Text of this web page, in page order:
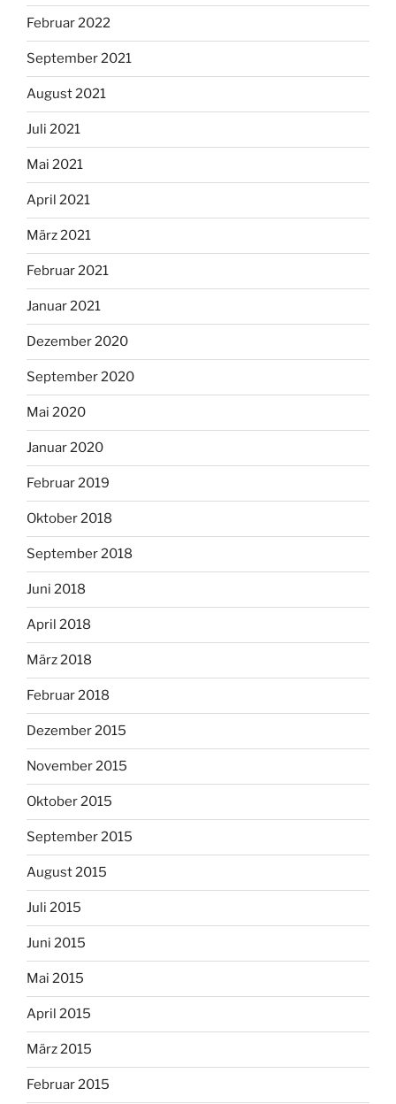
Februar 2022
September 2021
August 2021
Juli 2021
Mai 2021
April 2021
März 2021
Februar 2021
Januar 2021
Dezember 2020
September 2020
Mai 2020
Januar 2020
Februar 2019
Oktober 2018
September 2018
Juni 2018
April 2018
März 2018
Februar 2018
Dezember 2015
November 2015
Oktober 2015
September 2015
August 2015
Juli 2015
Juni 2015
Mai 2015
April 2015
März 2015
Februar 2015